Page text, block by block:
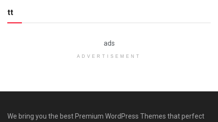
tt
ads
ADVERTISEMENT
We bring you the best Premium WordPress Themes that perfect